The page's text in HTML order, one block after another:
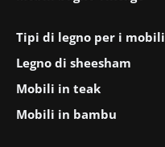
Tipi di legno per i mobili
Legno di sheesham
Mobili in teak
Mobili in bambu